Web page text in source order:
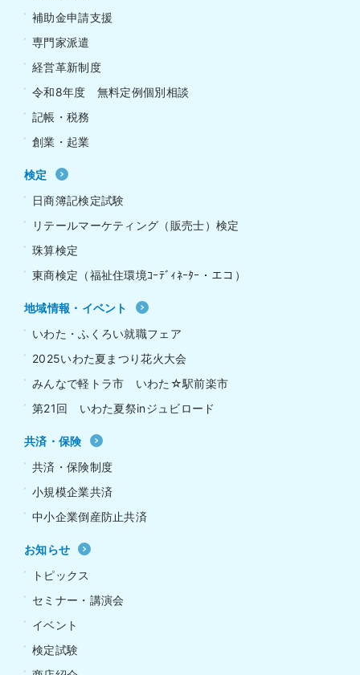
補助金申請支援
専門家派遣
経営革新制度
令和8年度 無料定例個別相談
記帳・税務
創業・起業
検定
日商簿記検定試験
リテールマーケティング（販売士）検定
珠算検定
東商検定（福祉住環境ｺｰﾃﾞｨﾈｰﾀｰ・エコ）
地域情報・イベント
いわた・ふくろい就職フェア
2025いわた夏まつり花火大会
みんなで軽トラ市 いわた☆駅前楽市
第21回 いわた夏祭inジュビロード
共済・保険
共済・保険制度
小規模企業共済
中小企業倒産防止共済
お知らせ
トピックス
セミナー・講演会
イベント
検定試験